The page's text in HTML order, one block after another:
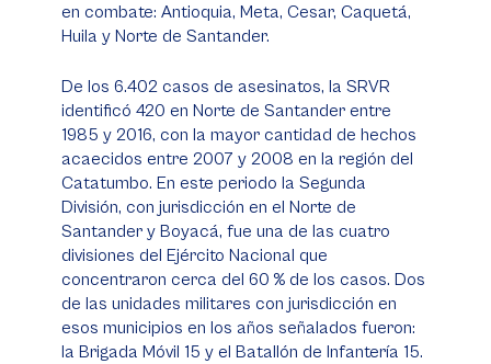
en combate: Antioquia, Meta, Cesar, Caquetá,
Huila y Norte de Santander.
De los 6.402 casos de asesinatos, la SRVR
identificó 420 en Norte de Santander entre
1985 y 2016, con la mayor cantidad de hechos
acaecidos entre 2007 y 2008 en la región del
Catatumbo. En este periodo la Segunda
División, con jurisdicción en el Norte de
Santander y Boyacá, fue una de las cuatro
divisiones del Ejército Nacional que
concentraron cerca del 60 % de los casos. Dos
de las unidades militares con jurisdicción en
esos municipios en los años señalados fueron:
la Brigada Móvil 15 y el Batallón de Infantería 15.